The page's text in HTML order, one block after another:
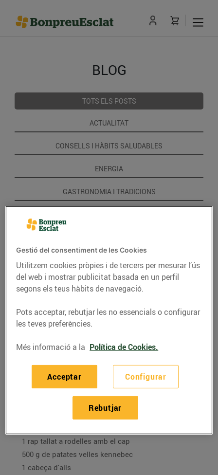
BLOG
TOTS ELS POSTS
ACTUALITAT
CONSELLS I HÀBITS SALUDABLES
ENERGIA
GASTRONOMIA I TRADICIONS
Suquet de rap i gambes
08/de novembre/2021
1 rap tallat a rodelles amb el cap
500 g de patates velles kennebec
1 cabeça d'alls
Gestió del consentiment de les Cookies
Utilitzem cookies pròpies i de tercers per mesurar l’ús
del web i mostrar publicitat basada en un perfil
segons els teus hàbits de navegació.
Pots acceptar, rebutjar les no essencials o configurar
les teves preferències.
Més informació a la Política de Cookies.
Configurar
Rebutjar
Acceptar